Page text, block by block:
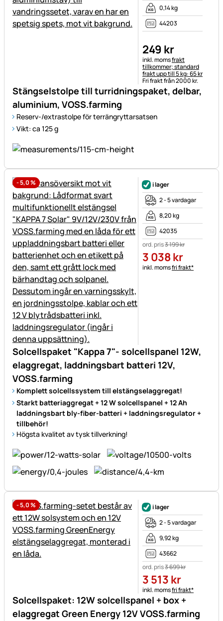
Stängselstolpe till turridningspaket, delbar,
aluminium, VOSS.farming
Reserv-/extrastolpe för terrängryttarsatsen
Vikt: ca 125 g
0,14 kg
44203
249 kr
Skatteinformation:
inkl. momsfrakt
tillkommer; standard
frakt upp till 5 kg: 65 kr
Fri frakt från 2000 kr.
-5,0%
Solcellspaket "Kappa 7"- solcellspanel 12W,
elaggregat, laddningsbart batteri 12V,
VOSS.farming
Komplett solcellssystem till elstängselaggregat!
Starkt batteriaggregat + 12 W solcellspanel + 12 Ah
laddningsbart bly-fiber-batteri + laddningsregulator +
tillbehör!
Högsta kvalitet av tysk tillverkning!
i lager
2 - 5 vardagar
8,20 kg
42035
ord. pris3 199kr
3 038kr
Skatteinformation:
inkl. momsfri frakt*
-5,0%
Solcellspaket: 12W solcellspanel + box +
elaggregat Green Energy 12V VOSS.farming
i lager
2 - 5 vardagar
9,92 kg
43662
ord. pris3 699kr
3 513 kr
Skatteinformation:
inkl. momsfri frakt*